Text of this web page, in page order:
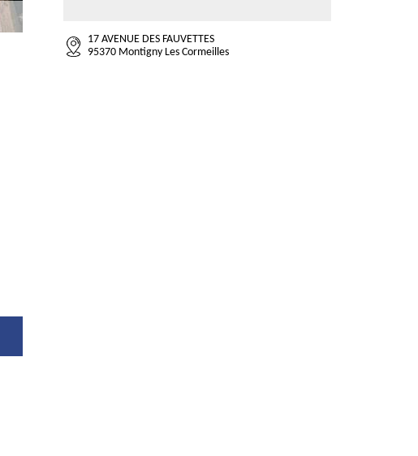
17 AVENUE DES FAUVETTES
95370 Montigny Les Cormeilles